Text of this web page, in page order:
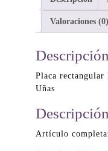
Valoraciones (0)
Descripción
Placa rectangular
Uñas
Descripción
Artículo